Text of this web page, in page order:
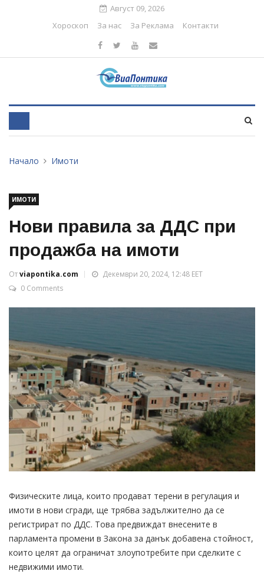
Август 09, 2026
Хороскоп
За нас За Реклама Контакти
Начало Имоти
ИМОТИ
Нови правила за ДДС при
продажба на имоти
Отviapontika.com
Декември 20, 2024, 12:48 EET
0 Comments
Физическите лица, които продават терени в регулация и
имоти в нови сгради, ще трябва задължително да се
регистрират по ДДС. Това предвиждат внесените в
парламента промени в Закона за данък добавена стойност,
които целят да ограничат злоупотребите при сделките с
недвижими имоти.